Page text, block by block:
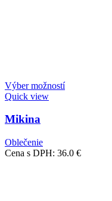
Výber možností
Quick view
Mikina
Oblečenie
Cena s DPH: 36.0 €